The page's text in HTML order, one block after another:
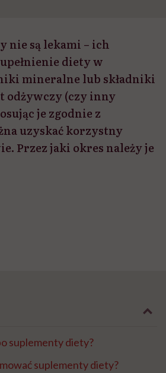
nie są lekami – ich
diety w
mineralne lub składniki
odżywczy (czy inny
je zgodnie z
uzyskać korzystny
Przez jaki okres należy je
suplementy diety?
suplementy diety?